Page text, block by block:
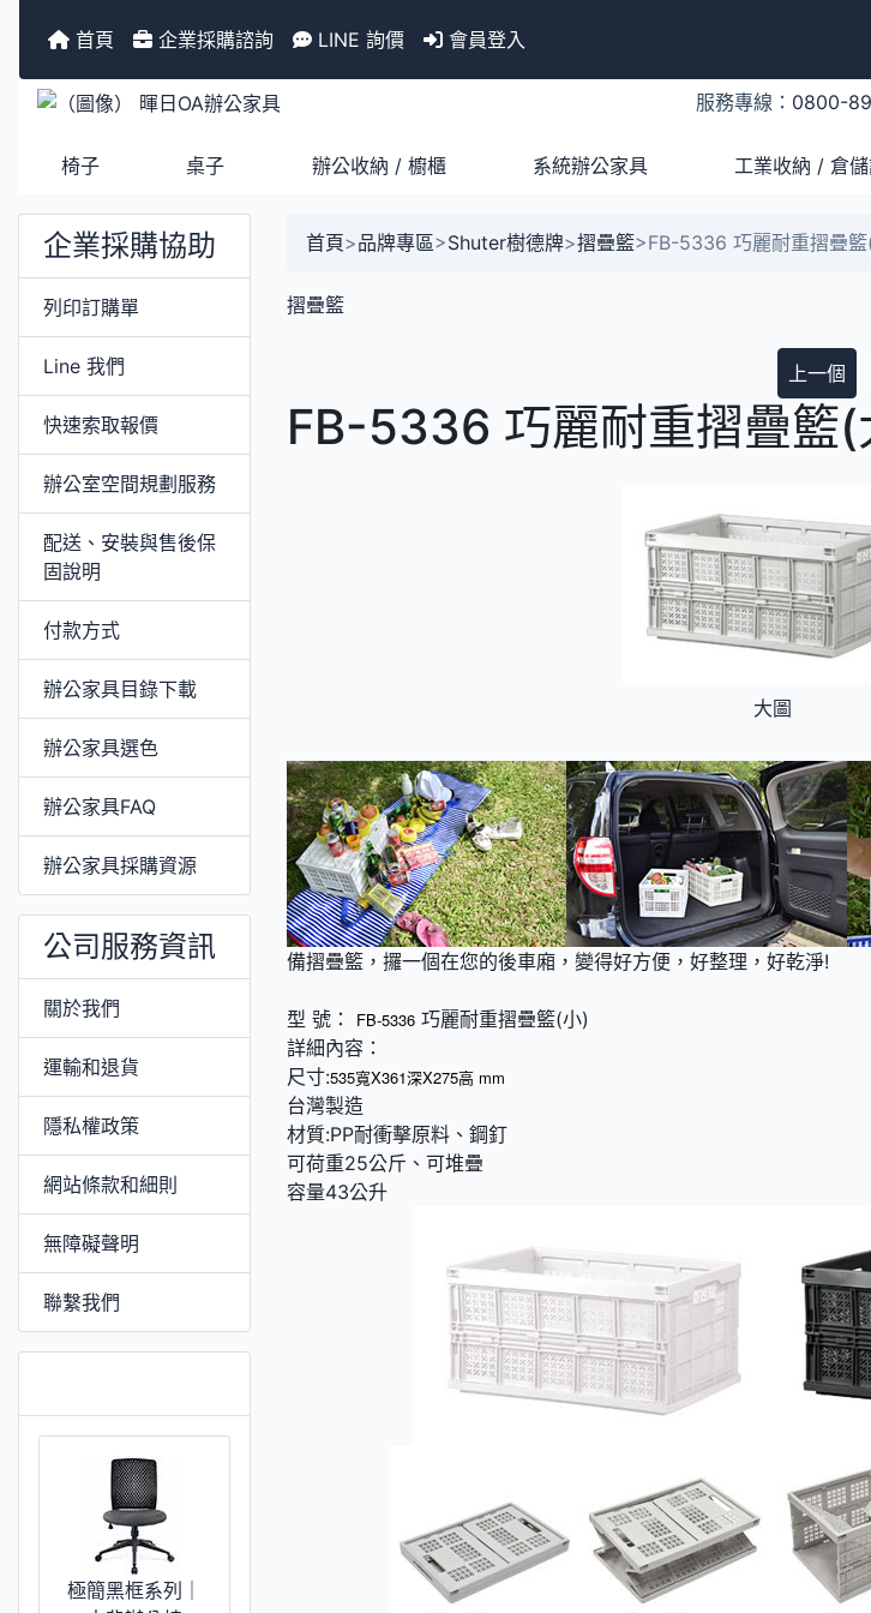
首頁 企業採購諮詢 LINE 詢價 會員登入
服務專線： 0800-
椅子 桌子 辦公收納 / 櫥櫃 系統辦公家具 工業收納 / 倉
企業採購協助
列印訂購單
Line 我們
快速索取報價
辦公室空間規劃服務
配送、安裝與售後保
固說明
付款方式
辦公家具目錄下載
辦公家具選色
辦公家具FAQ
辦公家具採購資源
公司服務資訊
關於我們
運輸和退貨
隱私權政策
網站條款和細則
無障礙聲明
聯繫我們
極簡黑框系列｜
首頁>品牌專區>Shuter樹德牌>摺疊籃>FB-5336 巧麗耐重摺疊籃
摺疊籃
上一個
FB-5336 巧麗耐重摺疊籃(
大圖
備摺疊籃，攞一個在您的後車廂，變得好方便，好整理，好乾淨!
型 號： FB-5336 巧麗耐重摺疊籃(小)
詳細內容：
尺寸:535寬X361深X275高 mm
台灣製造
材質:PP耐衝擊原料、鋼釘
可荷重25公斤、可堆疊
容量43公升